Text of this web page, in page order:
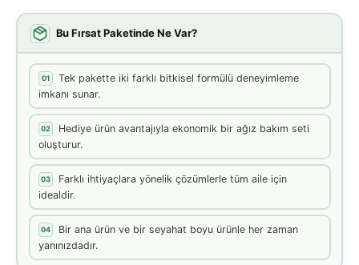
Bu Fırsat Paketinde Ne Var?
01
Tek pakette iki farklı bitkisel formülü deneyimleme
imkanı sunar.
02
Hediye ürün avantajıyla ekonomik bir ağız bakım seti
oluşturur.
03
Farklı ihtiyaçlara yönelik çözümlerle tüm aile için
idealdir.
04
Bir ana ürün ve bir seyahat boyu ürünle her zaman
yanınızdadır.